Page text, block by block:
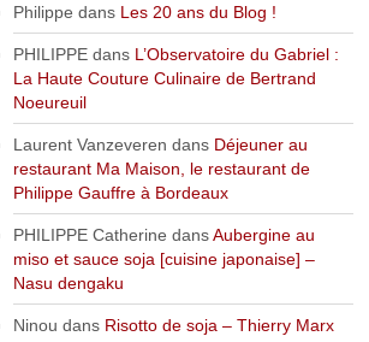
Philippe dans Les 20 ans du Blog !
PHILIPPEdans L’Observatoire du Gabriel :
La Haute Couture Culinaire de Bertrand
Noeureuil
Laurent Vanzeveren dans Déjeuner au
restaurant Ma Maison, le restaurant de
Philippe Gauffre à Bordeaux
PHILIPPE Catherine dansAubergine au
miso et sauce soja [cuisine japonaise] –
Nasu dengaku
Ninou dans Risotto de soja – Thierry Marx